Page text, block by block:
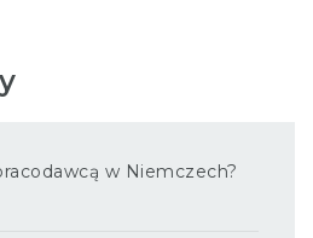
w Niemczech?